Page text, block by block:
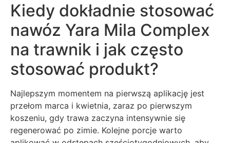
Kiedy dokładnie stosować
nawóz Yara Mila Complex
na trawnik i jak często
stosować produkt?
Najlepszym momentem na pierwszą aplikację jest
przełom marca i kwietnia, zaraz po pierwszym
koszeniu, gdy trawa zaczyna intensywnie się
regenerować po zimie. Kolejne porcje warto